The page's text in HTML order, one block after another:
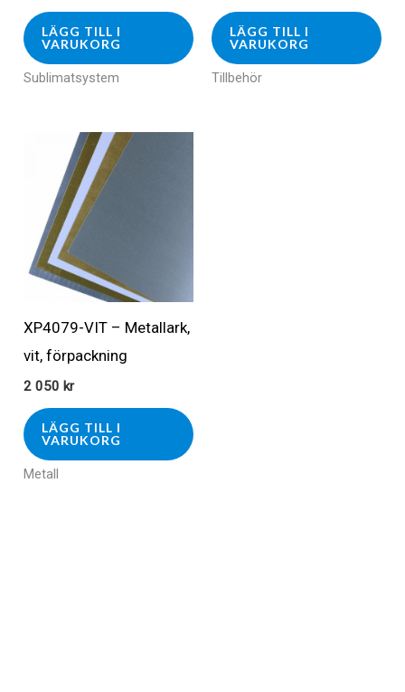
LÄGG TILL I
VARUKORG
Sublimatsystem
LÄGG TILL I
VARUKORG
Tillbehör
XP4079-VIT – Metallark,
vit, förpackning
2 050 kr
LÄGG TILL I
VARUKORG
Metall